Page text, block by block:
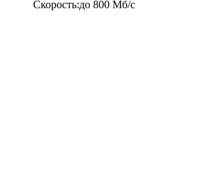
Скорость:до 800 Мб/c